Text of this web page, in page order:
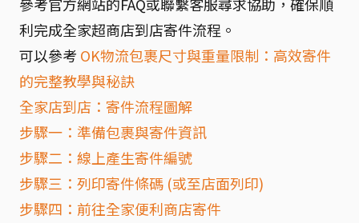
利完成全家超商店到店寄件流程。
可以參考 OK物流包裹尺寸與重量限制：高效寄件
的完整教學與秘訣
全家店到店：寄件流程圖解
步驟一：準備包裹與寄件資訊
步驟二：線上產生寄件編號
步驟三：列印寄件條碼 (或至店面列印)
步驟四：前往全家便利商店寄件